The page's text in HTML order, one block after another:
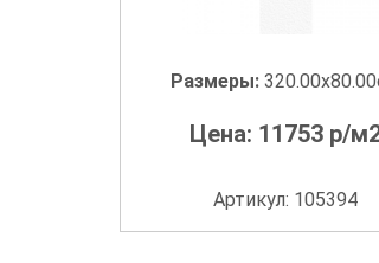
Размеры:
Цена: 11753 р/
Артикул: 105394